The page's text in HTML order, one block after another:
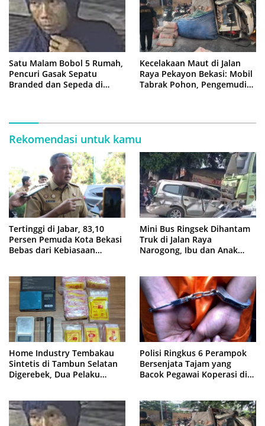
Satu Malam Bobol 5 Rumah,
Pencuri Gasak Sepatu
Branded dan Sepeda di
Kecelakaan Maut di Jalan
Raya Pekayon Bekasi: Mobil
Tabrak Pohon, Pengemudi
Rekomendasi untuk kamu
Tertinggi di Jabar, 83,10
Persen Pemuda Kota Bekasi
Bebas dari Kebiasaan
Mini Bus Ringsek Dihantam
Truk di Jalan Raya
Narogong, Ibu dan Anak
Home Industry Tembakau
Sintetis di Tambun Selatan
Digerebek, Dua Pelaku
Polisi Ringkus 6 Perampok
Bersenjata Tajam yang
Bacok Pegawai Koperasi di